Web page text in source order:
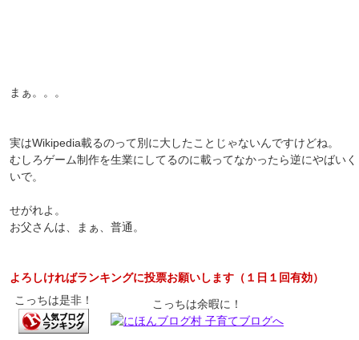
まぁ。。。
実はWikipedia載るのって別に大したことじゃないんですけどね。
むしろゲーム制作を生業にしてるのに載ってなかったら逆にやばい
いで。
せがれよ。
お父さんは、まぁ、普通。
よろしければランキングに投票お願いします（１日１回有効）
こっちは是非！
こっちは余暇に！